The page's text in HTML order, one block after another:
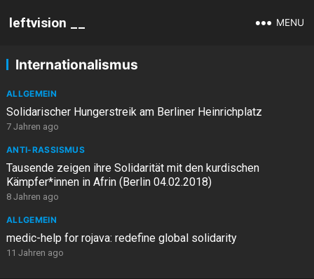
leftvision __ MENU
Internationalismus
ALLGEMEIN
Solidarischer Hungerstreik am Berliner Heinrichplatz
7 Jahren ago
ANTI-RASSISMUS
Tausende zeigen ihre Solidarität mit den kurdischen
Kämpfer*innen in Afrin (Berlin 04.02.2018)
8 Jahren ago
ALLGEMEIN
medic-help for rojava: redefine global solidarity
11 Jahren ago